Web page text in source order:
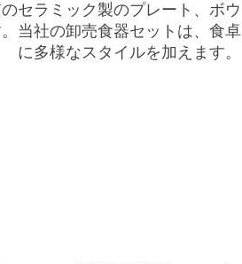
セラミック製のプレート、ボウ
当社の卸売食器セットは、食卓
に多様なスタイルを加えます。